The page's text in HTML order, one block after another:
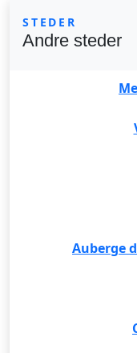
STEDER
Andre steder
Auberge